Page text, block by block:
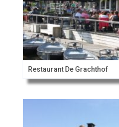
Restaurant De Grachthof